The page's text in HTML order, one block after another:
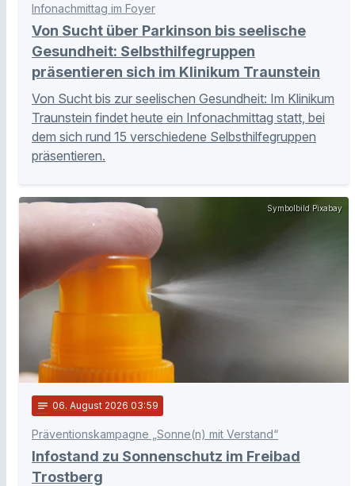
Infonachmittag im Foyer
Von Sucht über Parkinson bis seelische
Gesundheit: Selbsthilfegruppen
präsentieren sich im Klinikum Traunstein
Von Sucht bis zur seelischen Gesundheit: Im Klinikum
Traunstein findet heute ein Infonachmittag statt, bei
dem sich rund 15 verschiedene Selbsthilfegruppen
präsentieren.
Symbolbild Pixabay
notes 06. August 2026 03:59
Präventionskampagne „Sonne(n) mit Verstand“
Infostand zu Sonnenschutz im Freibad
Trostberg